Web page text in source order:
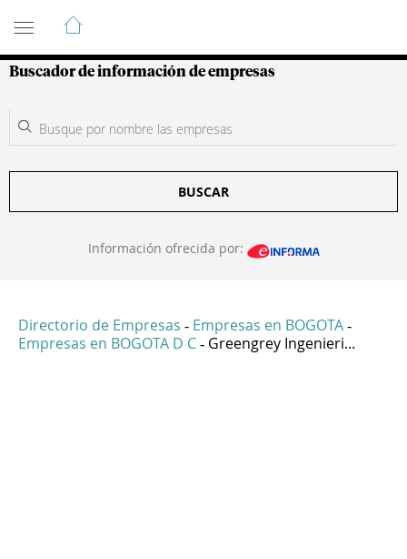
Guía de Empresas Colombianas
Buscador de información de empresas
BUSCAR
Información ofrecida por:
Directorio de Empresas - Empresas en BOGOTA -
Empresas en BOGOTA D C - Greengrey Ingenieri...